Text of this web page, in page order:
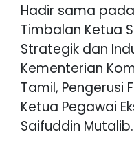
Hadir sama
Timbalan Ketua
Strategik dan
Kementerian
Tamil, Pengerusi
Ketua Pegawai
Saifuddin Mutalib.